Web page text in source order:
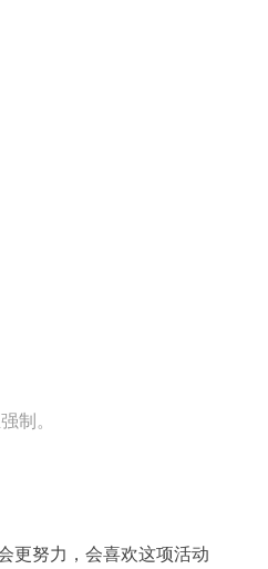
制。
更努力，会喜欢这项活动